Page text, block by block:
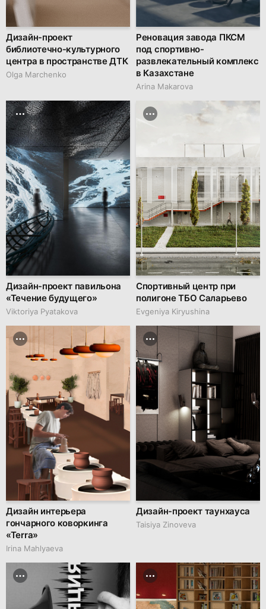
Дизайн-проект
библиотечно-культурного
центра в пространстве ДТК
Olga Marchenko
Реновация завода ПКСМ
под спортивно-
развлекательный комплекс
в Казахстане
Arina Makarova
Дизайн-проект павильона
«Течение будущего»
Viktoriya Pyatakova
Спортивный центр при
полигоне ТБО Саларьево
Evgeniya Kiryushina
Дизайн интерьера
гончарного коворкинга
«Terra»
Irina Mahlyaeva
Дизайн-проект таунхауса
Taisiya Zinoveva